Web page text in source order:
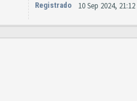
Registrado 10 Sep 2024, 21:12